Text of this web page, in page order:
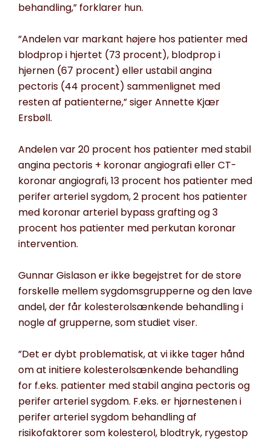
behandling,” forklarer hun.
”Andelen var markant højere hos patienter med
blodprop i hjertet (73 procent), blodprop i
hjernen (67 procent) eller ustabil angina
pectoris (44 procent) sammenlignet med
resten af patienterne,” siger Annette Kjær
Ersbøll.
Andelen var 20 procent hos patienter med stabil
angina pectoris + koronar angiografi eller CT-
koronar angiografi, 13 procent hos patienter med
perifer arteriel sygdom, 2 procent hos patienter
med koronar arteriel bypass grafting og 3
procent hos patienter med perkutan koronar
intervention.
Gunnar Gislason er ikke begejstret for de store
forskelle mellem sygdomsgrupperne og den lave
andel, der får kolesterolsænkende behandling i
nogle af grupperne, som studiet viser.
”Det er dybt problematisk, at vi ikke tager hånd
om at initiere kolesterolsænkende behandling
for f.eks. patienter med stabil angina pectoris og
perifer arteriel sygdom. F.eks. er hjørnestenen i
perifer arteriel sygdom behandling af
risikofaktorer som kolesterol, blodtryk, rygestop